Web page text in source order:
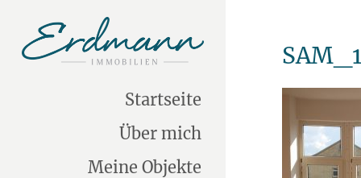
Startseite
Über mich
Meine Objekte